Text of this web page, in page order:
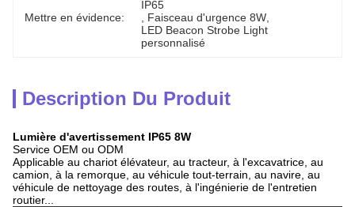
Mettre en évidence:
IP65
Faisceau d'urgence 8W
LED Beacon Strobe Light
personnalisé
Description Du Produit
Lumière d'avertissement IP65 8W
Service OEM ou ODM
Applicable au chariot élévateur, au tracteur, à l'excavatrice, au
camion, à la remorque, au véhicule tout-terrain, au navire, au
véhicule de nettoyage des routes, à l'ingénierie de l'entretien
routier...